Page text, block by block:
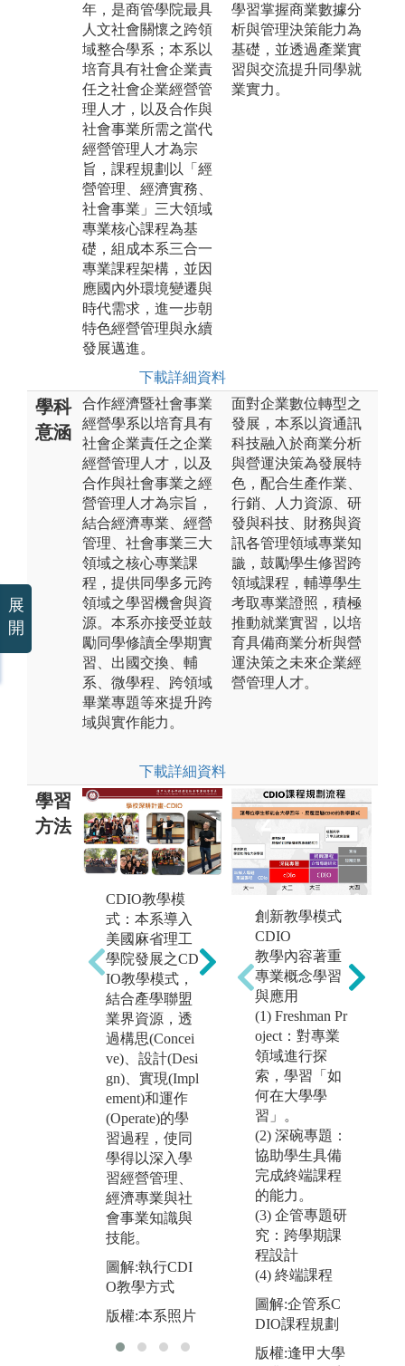
年，是商管學院最具
人文社會關懷之跨領
域整合學系；本系以
培育具有社會企業責
任之社會企業經營管
理人才，以及合作與
社會事業所需之當代
經營管理人才為宗
旨，課程規劃以「經
營管理、經濟實務、
社會事業」三大領域
專業核心課程為基
礎，組成本系三合一
專業課程架構，並因
應國內外環境變遷與
時代需求，進一步朝
特色經營管理與永續
發展邁進。
下載詳細資料
學習掌握商業數據分
析與管理決策能力為
基礎，並透過產業實
習與交流提升同學就
業實力。
學科
意涵
合作經濟暨社會事業
經營學系以培育具有
社會企業責任之企業
經營管理人才，以及
合作與社會事業之經
營管理人才為宗旨，
結合經濟專業、經營
管理、社會事業三大
領域之核心專業課
程，提供同學多元跨
領域之學習機會與資
源。本系亦接受並鼓
勵同學修讀全學期實
習、出國交換、輔
系、微學程、跨領域
畢業專題等來提升跨
域與實作能力。
下載詳細資料
面對企業數位轉型之
發展，本系以資通訊
科技融入於商業分析
與營運決策為發展特
色，配合生產作業、
行銷、人力資源、研
發與科技、財務與資
訊各管理領域專業知
識，鼓勵學生修習跨
領域課程，輔導學生
考取專業證照，積極
推動就業實習，以培
育具備商業分析與營
運決策之未來企業經
營管理人才。
學習
方法
CDIO教學模
式：本系導入
美國麻省理工
學院發展之CD
IO教學模式，
結合產學聯盟
業界資源，透
過構思(Concei
ve)、設計(Desi
gn)、實現(Impl
ement)和運作
(Operate)的學
習過程，使同
學得以深入學
習經營管理、
經濟專業與社
會事業知識與
技能。
圖解:執行CDI
O教學方式
版權:本系照片
專題報告製
作：配合CDIO
教學模式，採
實務應用導向
教學方法，專
任教師於各年
級之核心課程
指導同學製作
專題報告，大
四時統整所學
進行畢業專
題，並舉辦畢
業專題成果發
表會。
圖解:畢業專題
發表會
版權:本系照片
創新教學模式
CDIO
教學內容著重
專業概念學習
與應用
(1) Freshman Pr
oject：對專業
領域進行探
索，學習「如
何在大學學
習」。
(2) 深碗專題：
協助學生具備
完成終端課程
的能力。
(3) 企管專題研
究：跨學期課
程設計
(4) 終端課程
圖解:企管系C
DIO課程規劃
版權:逢甲大學
展
開